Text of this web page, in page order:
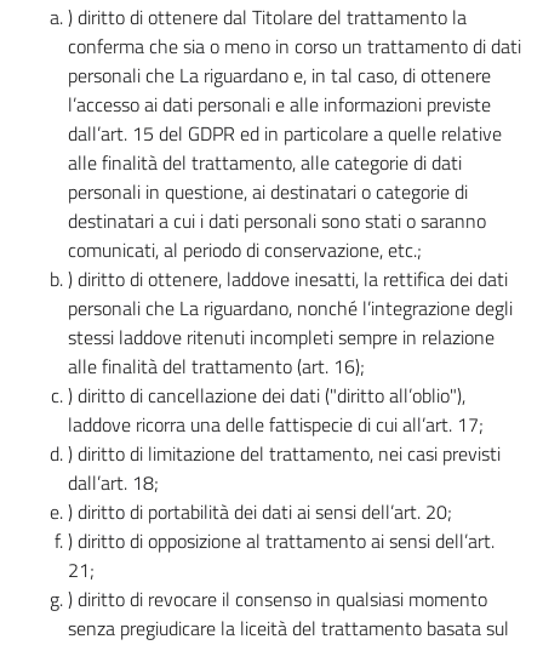
) diritto di ottenere dal Titolare del trattamento la
conferma che sia o meno in corso un trattamento di dati
personali che La riguardano e, in tal caso, di ottenere
l’accesso ai dati personali e alle informazioni previste
dall’art. 15 del GDPR ed in particolare a quelle relative
alle finalità del trattamento, alle categorie di dati
personali in questione, ai destinatari o categorie di
destinatari a cui i dati personali sono stati o saranno
comunicati, al periodo di conservazione, etc.;
) diritto di ottenere, laddove inesatti, la rettifica dei dati
personali che La riguardano, nonché l’integrazione degli
stessi laddove ritenuti incompleti sempre in relazione
alle finalità del trattamento (art. 16);
) diritto di cancellazione dei dati ("diritto all’oblio"),
laddove ricorra una delle fattispecie di cui all’art. 17;
) diritto di limitazione del trattamento, nei casi previsti
dall’art. 18;
) diritto di portabilità dei dati ai sensi dell’art. 20;
) diritto di opposizione al trattamento ai sensi dell’art.
21;
) diritto di revocare il consenso in qualsiasi momento
senza pregiudicare la liceità del trattamento basata sul